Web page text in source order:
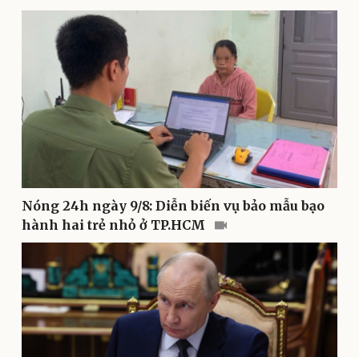
Bất động sản
Khởi nghiệp
Thị trường
Giá vàng
Tiêu dùng
Tỷ giá
Chứng khoán
Giá cà phê
Nóng 24h ngày 9/8: Diễn biến vụ bảo mẫu bạo
hành hai trẻ nhỏ ở TP.HCM